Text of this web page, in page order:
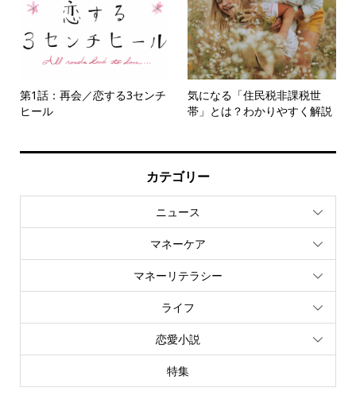
第1話：再会／恋する3センチ
ヒール
気になる「住民税非課税世
帯」とは？わかりやすく解説
カテゴリー
ニュース
マネーケア
マネーリテラシー
ライフ
恋愛小説
特集